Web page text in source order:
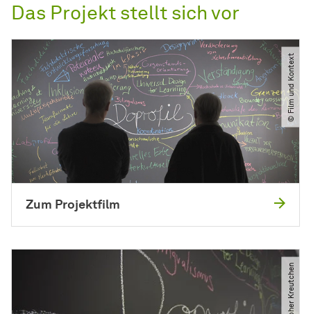
Das Projekt stellt sich vor
© Film und Kontext
Zum Projektfilm